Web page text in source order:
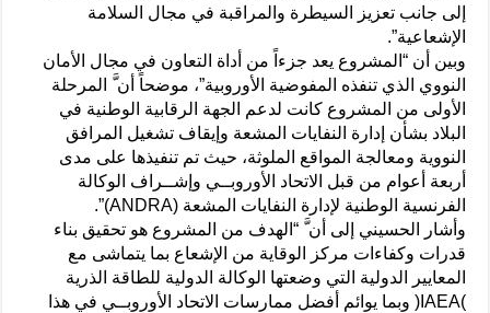
إلى جانب تعزيز السيطرة والمراقبة في مجال السلامة
الإشعاعية”.
وبين أن “المشروع يعد جزءاً من أداة التعاون في مجال الأمان
النووي الذي تنفذه المفوضية الأوروبية”، موضحاً أن َّ المرحلة
الأولى من المشروع كانت لدعم الجهة الرقابية الوطنية في
البلاد بشأن إدارة النفايات المشعة وإيقاف تشغيل المرافق
النووية ومعالجة المواقع الملوثة، حيث تم تنفيذها على مدى
أربعة أعوام من قبل الاتحاد الأوروبــي وإشــراف الوكالة
الفرنسية الوطنية لإدارة النفايات المشعة (ANDRA)”.
وأشار الحسيني إلى أن َّ “الهدف من المشروع هو تحقيق بناء
قدرات وكفاءات مركز الوقاية من الإشعاع بما يتماشى مع
المعايير الدولية التي وضعتها الوكالة الدولية للطاقة الذرية
)IAEA( وبما يوائم أفضل ممارسات الاتحاد الأوروبــي في هذا